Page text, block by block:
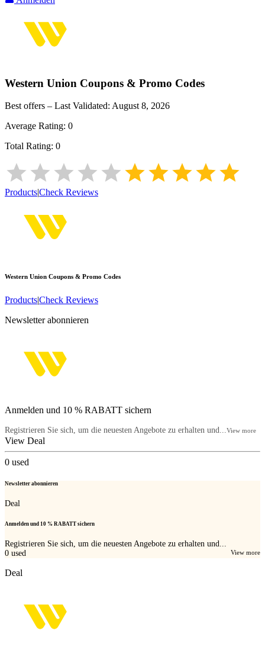
Western Union Coupons & Promo Codes
Best offers – Last Validated: August 8, 2026
Average Rating: 0
Total Rating: 0
ProductsCheck Reviews
Western Union Coupons & Promo Codes
Products|Check Reviews
Newsletter abonnieren
Anmelden und 10 % RABATT sichern
Registrieren Sie sich, um die neuesten Angebote zu erhalten und...View more
View Deal
0 used
Newsletter abonnieren
Deal
Anmelden und 10 % RABATT sichern
Registrieren Sie sich, um die neuesten Angebote zu erhalten und...
View more
0 used
Deal